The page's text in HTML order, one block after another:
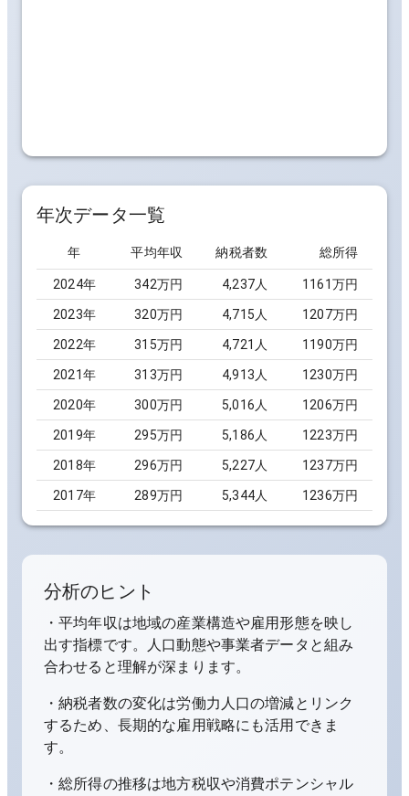
年次データ一覧
年 平均年収 納税者数 総所得
2024年 342万円 4,237人 1161万円
2023年 320万円 4,715 人 1207万円
2022年 315万円 4,721 人 1190万円
2021年 313万円 4,913 人 1230万円
2020年 300万円 5,016 人 1206万円
2019年 295万円 5,186 人 1223万円
2018年 296万円 5,227人 1237万円
2017年 289万円 5,344人 1236万円
分析のヒント
・平均年収は地域の産業構造や雇用形態を映し
出す指標です。人口動態や事業者データと組み
合わせると理解が深まります。
・納税者数の変化は労働力人口の増減とリンク
するため、長期的な雇用戦略にも活用できま
す。
・総所得の推移は地方税収や消費ポテンシャル